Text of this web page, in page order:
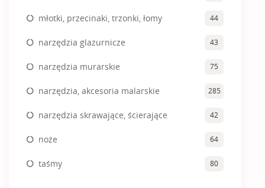
młotki, przecinaki, trzonki, łomy 44
narzędzia glazurnicze 43
narzędzia murarskie 75
narzędzia, akcesoria malarskie 285
narzędzia skrawające, ścierające 42
noże 64
taśmy 80